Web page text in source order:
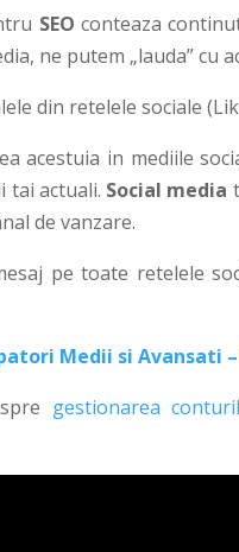
SEO conteaza
ne putem „lauda”
din retelele sociale
acestuia in mediile
tai actuali. Social media
de vanzare.
pe toate retelele
Medii si Avansati
gestionarea